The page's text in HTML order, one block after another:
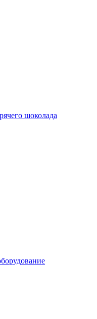
шоколада